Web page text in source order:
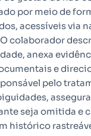
por meio de
acessíveis via
colaborador
anexa
e
pelo
seja omitida e
histórico